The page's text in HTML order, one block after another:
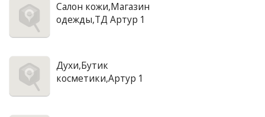
Салон кожи,Магазин
одежды,ТД Артур 1
Духи,Бутик
косметики,Артур 1